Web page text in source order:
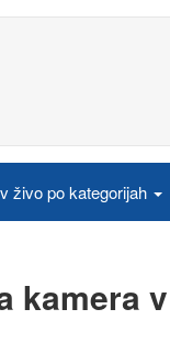
živo po kategorijah
kamera